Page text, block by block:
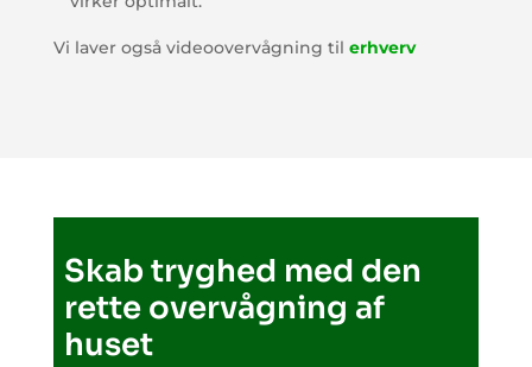
Vi laver også videoovervågning til erhverv
Skab tryghed med den
rette overvågning af
huset